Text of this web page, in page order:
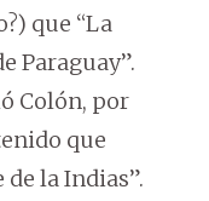
que “La
Paraguay”.
Colón, por
que
la Indias”.